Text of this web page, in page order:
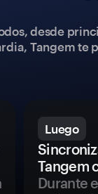
desde
Tangem
Luego
Tangem
Durante